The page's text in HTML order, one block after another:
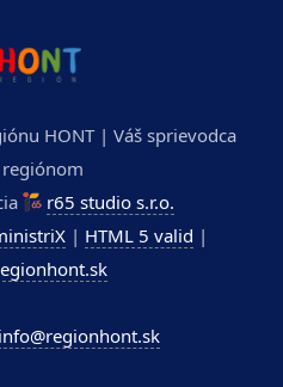
HONT | Váš sprievodca
r65 studio s.r.o.
| HTML 5 valid |
info@regionhont.sk